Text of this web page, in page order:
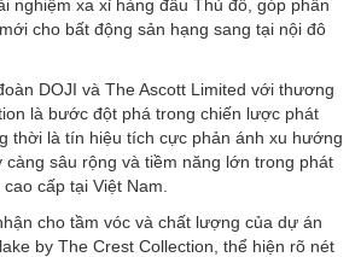
nghiệm xa xỉ hàng đầu Thủ đô, góp phần
cho bất động sản hạng sang tại nội đô
DOJI và The Ascott Limited với thương
là bước đột phá trong chiến lược phát
thời là tín hiệu tích cực phản ánh xu hướng
càng sâu rộng và tiềm năng lớn trong phát
cấp tại Việt Nam.
cho tầm vóc và chất lượng của dự án
by The Crest Collection, thể hiện rõ nét